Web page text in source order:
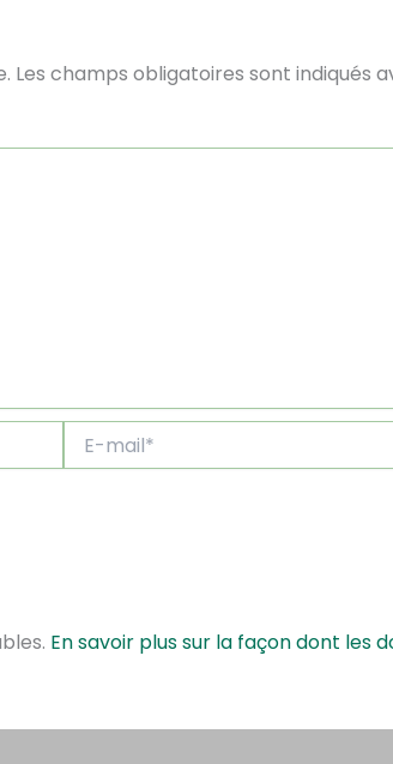
Les champs obligatoires sont indiqués
mail*
En savoir plus sur la façon dont les